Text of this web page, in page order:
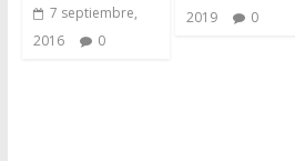
7 septiembre,
2016
0
2019
0